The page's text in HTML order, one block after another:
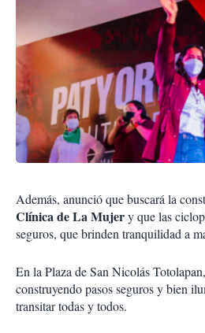
Además, anunció que buscará la
Clínica de La Mujery que las
seguros, que brinden tranquilidad a
En la Plaza de San Nicolás
construyendo pasos seguros y bien
transitar todas y todos.